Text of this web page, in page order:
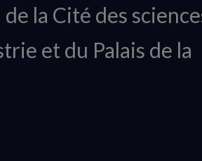
la Cité des
et du Palais de la